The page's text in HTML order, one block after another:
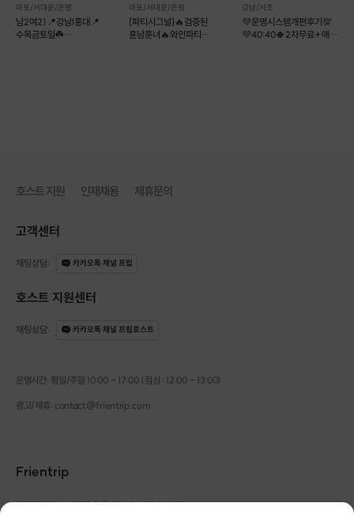
마포/서대문/은평
남2여2)📍강남I홍대📍
수목금토일☘️
마포/서대문/은평
[파티시그널]🔥검증된
훈남훈녀🔥와인파티
강남/서초
💜운영시스템개편후기💯
💜40:40🍀2차무료+매칭
호스트 지원 인재채용 제휴문의
고객센터
채팅상담: 카카오톡 채널 프립
호스트 지원센터
채팅상담: 카카오톡 채널 프립호스트
운영시간: 평일/주말 10:00 - 17:00 (점심 : 12:00 - 13:00)
광고/제휴: contact@frientrip.com
Frientrip
㈜프렌트립 | 사업자 등록번호 : 261-81-04385